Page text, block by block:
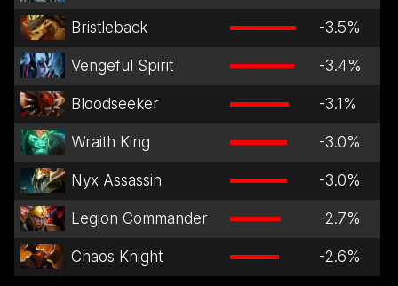
Bristleback -3.5%
Vengeful Spirit -3.4%
Bloodseeker -3.1%
Wraith King -3.0%
Nyx Assassin -3.0%
Legion Commander -2.7%
Chaos Knight -2.6%